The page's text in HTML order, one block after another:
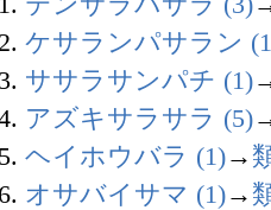
2. ケサランパサラン
3. ササラサンパチ (1)
アズキサラサラ (5)
5. ヘイホウバラ (1)→
6. オサバイサマ (1)→